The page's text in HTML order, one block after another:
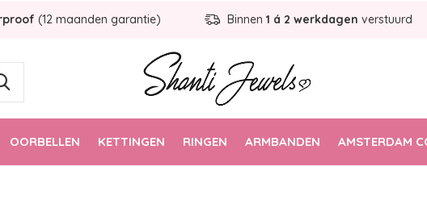
OORBELLEN KETTINGEN RINGEN ARMBANDEN AMSTERDAM
(12 maanden garantie) Binnen 1 á 2 werkdagen verstuurd